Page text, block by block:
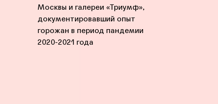
Москвы и галереи «Триумф»,
документировавший опыт
горожан в период пандемии
2020-2021 года